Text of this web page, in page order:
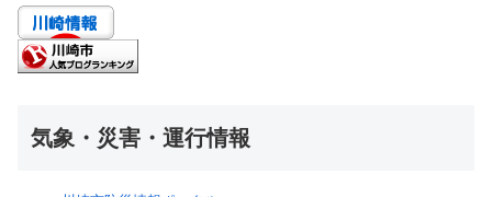
気象・災害・運行情報